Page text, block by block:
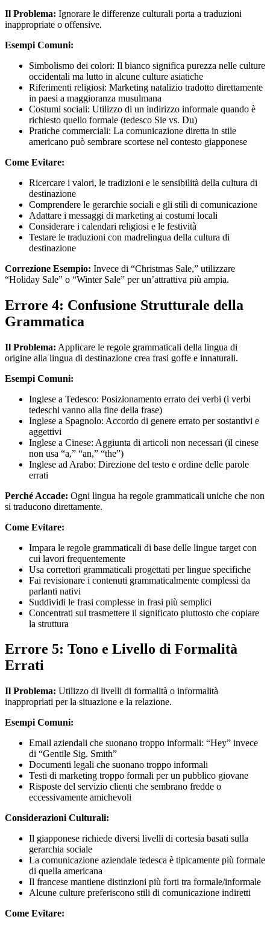
Il Problema: Ignorare le differenze culturali porta a traduzioni
inappropriate o offensive.
Esempi Comuni:
Simbolismo dei colori: Il bianco significa purezza nelle culture
occidentali ma lutto in alcune culture asiatiche
Riferimenti religiosi: Marketing natalizio tradotto direttamente
in paesi a maggioranza musulmana
Costumi sociali: Utilizzo di un indirizzo informale quando è
richiesto quello formale (tedesco Sie vs. Du)
Pratiche commerciali: La comunicazione diretta in stile
americano può sembrare scortese nel contesto giapponese
Come Evitare:
Ricercare i valori, le tradizioni e le sensibilità della cultura di
destinazione
Comprendere le gerarchie sociali e gli stili di comunicazione
Adattare i messaggi di marketing ai costumi locali
Considerare i calendari religiosi e le festività
Testare le traduzioni con madrelingua della cultura di
destinazione
Correzione Esempio: Invece di “Christmas Sale,” utilizzare
“Holiday Sale” o “Winter Sale” per un’attrattiva più ampia.
Errore 4: Confusione Strutturale della
Grammatica
Il Problema: Applicare le regole grammaticali della lingua di
origine alla lingua di destinazione crea frasi goffe e innaturali.
Esempi Comuni:
Inglese a Tedesco: Posizionamento errato dei verbi (i verbi
tedeschi vanno alla fine della frase)
Inglese a Spagnolo: Accordo di genere errato per sostantivi e
aggettivi
Inglese a Cinese: Aggiunta di articoli non necessari (il cinese
non usa “a,” “an,” “the”)
Inglese ad Arabo: Direzione del testo e ordine delle parole
errati
Perché Accade: Ogni lingua ha regole grammaticali uniche che non
si traducono direttamente.
Come Evitare:
Impara le regole grammaticali di base delle lingue target con
cui lavori frequentemente
Usa correttori grammaticali progettati per lingue specifiche
Fai revisionare i contenuti grammaticalmente complessi da
parlanti nativi
Suddividi le frasi complesse in frasi più semplici
Concentrati sul trasmettere il significato piuttosto che copiare
la struttura
Errore 5: Tono e Livello di Formalità
Errati
Il Problema: Utilizzo di livelli di formalità o informalità
inappropriati per la situazione e la relazione.
Esempi Comuni:
Email aziendali che suonano troppo informali: “Hey” invece
di “Gentile Sig. Smith”
Documenti legali che suonano troppo informali
Testi di marketing troppo formali per un pubblico giovane
Risposte del servizio clienti che sembrano fredde o
eccessivamente amichevoli
Considerazioni Culturali:
Il giapponese richiede diversi livelli di cortesia basati sulla
gerarchia sociale
La comunicazione aziendale tedesca è tipicamente più formale
di quella americana
Il francese mantiene distinzioni più forti tra formale/informale
Alcune culture preferiscono stili di comunicazione indiretti
Come Evitare: